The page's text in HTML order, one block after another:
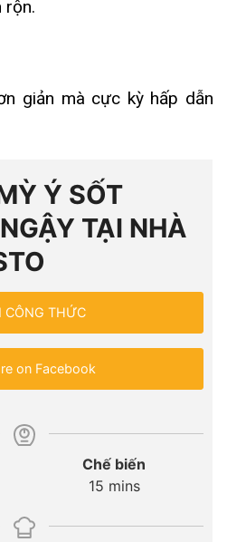
rộn.
giản mà cực kỳ hấp dẫn
Ý SỐT
TẠI NHÀ
CÔNG THỨC
on Facebook
Chế biến
15minutes
mins